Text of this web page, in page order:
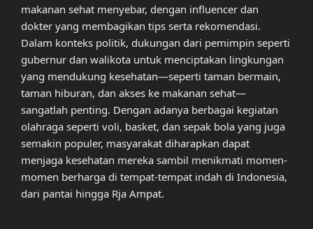
makanan sehat menyebar, dengan influencer dan
dokter yang membagikan tips serta rekomendasi.
Dalam konteks politik, dukungan dari pemimpin seperti
gubernur dan walikota untuk menciptakan lingkungan
yang mendukung kesehatan—seperti taman bermain,
taman hiburan, dan akses ke makanan sehat—
sangatlah penting. Dengan adanya berbagai kegiatan
olahraga seperti voli, basket, dan sepak bola yang juga
semakin populer, masyarakat diharapkan dapat
menjaga kesehatan mereka sambil menikmati momen-
momen berharga di tempat-tempat indah di Indonesia,
dari pantai hingga Rja Ampat.